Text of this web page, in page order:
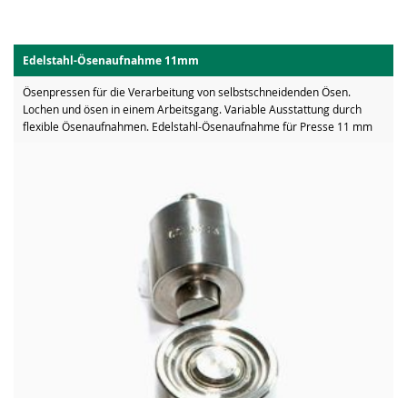
Edelstahl-Ösenaufnahme 11mm
Ösenpressen für die Verarbeitung von selbstschneidenden Ösen.
Lochen und ösen in einem Arbeitsgang. Variable Ausstattung durch
flexible Ösenaufnahmen. Edelstahl-Ösenaufnahme für Presse 11 mm